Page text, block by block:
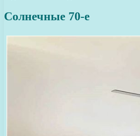
Солнечные 70-е